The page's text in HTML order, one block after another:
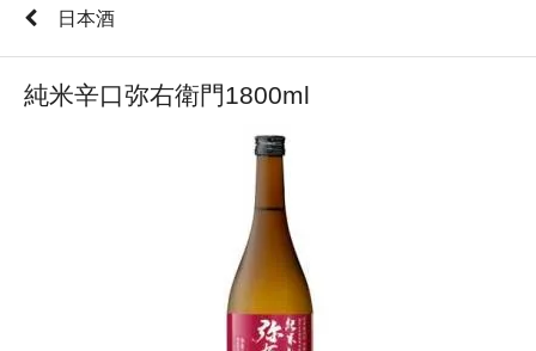
日本酒
純米辛口弥右衛門1800ml